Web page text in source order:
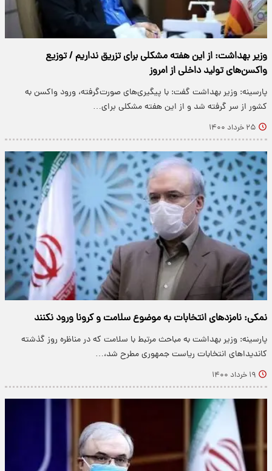
وزیر بهداشت: از این هفته مشکلی برای تزریق نداریم / توزیع
واکسن‌های تولید داخلی از امروز
پارسینه: وزیر بهداشت گفت: با پیگیری‌های صورت‌گرفته، ورود واکسن به
کشور از سر گرفته شد و از این هفته مشکلی برای…
۲۵ خرداد ۱۴۰۰
نمکی: نامزدهای انتخابات به موضوع سلامت و کرونا ورود نکنند
پارسینه: وزیر بهداشت به مباحث مرتبط با سلامت که در مناظره روز گذشته
کاندیداهای انتخابات ریاست جمهوری مطرح شد،…
۱۹ خرداد ۱۴۰۰